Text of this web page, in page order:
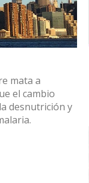
mata a
el cambio
desnutrición y